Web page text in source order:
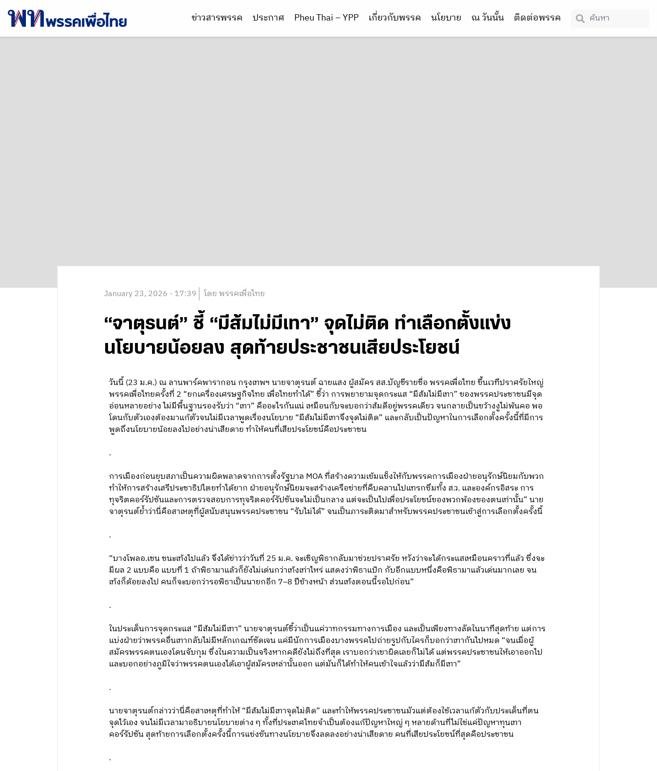
ข่าวสารพรรค ประกาศ Pheu Thai – YPP เกี่ยวกับพรรค นโยบาย ณ วันนั้น ติดต่อพรรค
January 23, 2026 - 17:39 โดย พรรคเพื่อไทย
“จาตุรนต์” ชี้ “มีส้มไม่มีเทา” จุดไม่ติด ทำเลือกตั้งแข่ง
นโยบายน้อยลง สุดท้ายประชาชนเสียประโยชน์
วันนี้ (23 ม.ค.) ณ ลานพาร์คพารากอน กรุงเทพฯ นายจาตุรนต์ ฉายแสง ผู้สมัคร สส.บัญชีรายชื่อ พรรคเพื่อไทย ขึ้นเวทีปราศรัยใหญ่
พรรคเพื่อไทยครั้งที่ 2 “ยกเครื่องเศรษฐกิจไทย เพื่อไทยทำได้” ชี้ว่า การพยายามจุดกระแส “มีส้มไม่มีเทา” ของพรรคประชาชนมีจุด
อ่อนหลายอย่าง ไม่มีพื้นฐานรองรับว่า “เทา” คืออะไรกันแน่ เหมือนกับจะบอกว่าส้มดีอยู่พรรคเดียว จนกลายเป็นขว้างงูไม่พ้นคอ พอ
โดนกับตัวเองต้องมาแก้ตัวจนไม่มีเวลาพูดเรื่องนโยบาย “มีส้มไม่มีเทาจึงจุดไม่ติด” และกลับเป็นปัญหาในการเลือกตั้งครั้งนี้ที่มีการ
พูดถึงนโยบายน้อยลงไปอย่างน่าเสียดาย ทำให้คนที่เสียประโยชน์คือประชาชน
.
การเมืองก่อนยุบสภาเป็นความผิดพลาดจากการตั้งรัฐบาล MOA ที่สร้างความเข้มแข็งให้กับพรรคการเมืองฝ่ายอนุรักษ์นิยมกับพวก
ทำให้การสร้างเสรีประชาธิปไตยทำได้ยาก ฝ่ายอนุรักษ์นิยมจะสร้างเครือข่ายที่คืบคลานไปแทรกซึมทั้ง ส.ว. และองค์กรอิสระ การ
ทุจริตคอร์รัปชันและการตรวจสอบการทุจริตคอร์รัปชันจะไม่เป็นกลาง แต่จะเป็นไปเพื่อประโยชน์ของพวกพ้องของตนเท่านั้น” นาย
จาตุรนต์ย้ำว่านี่คือสาเหตุที่ผู้สนับสนุนพรรคประชาชน “รับไม่ได้” จนเป็นภาระติดมาสำหรับพรรคประชาชนเข้าสู่การเลือกตั้งครั้งนี้
.
“บางโพลอ.เชน ชนะเท้งไปแล้ว จึงได้ข่าวว่าวันที่ 25 ม.ค. จะเชิญพิธากลับมาช่วยปราศรัย หวังว่าจะได้กระแสเหมือนคราวที่แล้ว ซึ่งจะ
มีผล 2 แบบคือ แบบที่ 1 ถ้าพิธามาแล้วก็ยังไม่เด่นกว่าเท้งเท่าไหร่ แสดงว่าพิธาแป้ก กับอีกแบบหนึ่งคือพิธามาแล้วเด่นมากเลย จน
เท้งก็ด้อยลงไป คนก็จะบอกว่ารอพิธาเป็นนายกอีก 7–8 ปีข้างหน้า ส่วนเท้งตอนนี้รอไปก่อน”
.
ในประเด็นการจุดกระแส “มีส้มไม่มีเทา” นายจาตุรนต์ชี้ว่าเป็นแค่วาทกรรมทางการเมือง และเป็นเพียงทางลัดในนาทีสุดท้าย แต่การ
แบ่งฝ่ายว่าพรรคอื่นเทากลับไม่มีหลักเกณฑ์ชัดเจน แค่มีนักการเมืองบางพรรคไปถ่ายรูปกับใครก็บอกว่าเทากันไปหมด “จนเมื่อผู้
สมัครพรรคตนเองโดนจับกุม ซึ่งในความเป็นจริงหากคดียังไม่ถึงที่สุด เราบอกว่าเขาผิดเลยก็ไม่ได้ แต่พรรคประชาชนให้เอาออกไป
และบอกอย่างภูมิใจว่าพรรคตนเองได้เอาผู้สมัครเหล่านั้นออก แต่มันก็ได้ทำให้คนเข้าใจแล้วว่ามีส้มก็มีเทา”
.
นายจาตุรนต์กล่าวว่านี่คือสาเหตุที่ทำให้ “มีส้มไม่มีเทาจุดไม่ติด” และทำให้พรรคประชาชนมัวแต่ต้องใช้เวลาแก้ตัวกับประเด็นที่ตน
จุดไว้เอง จนไม่มีเวลามาอธิบายนโยบายต่าง ๆ ทั้งที่ประเทศไทยจำเป็นต้องแก้ปัญหาใหญ่ ๆ หลายด้านที่ไม่ใช่แค่ปัญหาทุนเทา
คอร์รัปชัน สุดท้ายการเลือกตั้งครั้งนี้การแข่งขันทางนโยบายจึงลดลงอย่างน่าเสียดาย คนที่เสียประโยชน์ที่สุดคือประชาชน
.